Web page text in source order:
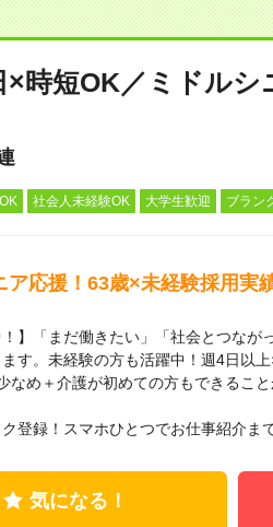
×時短OK／ミドル
社会人未経験OK 大学生歓迎 ブラン
ア応援！63歳×未経験採用実
！】「まだ働きたい」「社会とつな
す。未経験の方も活躍中！週4日以
なめ＋介護が初めての方もできるこ
登録！スマホひとつでお仕事紹介ま
気になる！